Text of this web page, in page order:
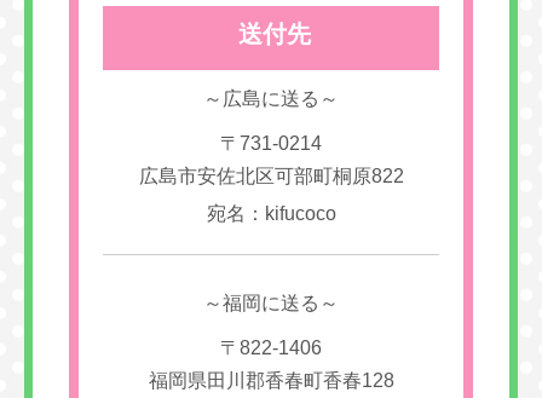
送付先
～広島に送る～
〒731-0214
広島市安佐北区可部町桐原822
宛名：kifucoco
～福岡に送る～
〒822-1406
福岡県田川郡香春町香春128